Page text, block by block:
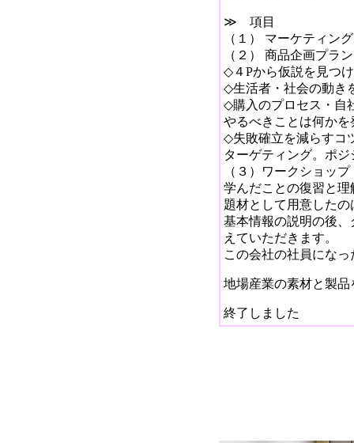
≫ 項目
（１） マーケティン
（２） 商品企画プラ
◇４Pから仮説を見つ
◇生活者・社会の動き
◇購入のプロセス・自
やるべきことは何かを
◇失敗確立を減らすコ
ターゲティング。ポ
（３）ワークショップ
学んだことの復習と
題材として用意した
基本情報の説明の後
えていただきます。
この会社の社員にな
地場産業の素材と製
終了しました